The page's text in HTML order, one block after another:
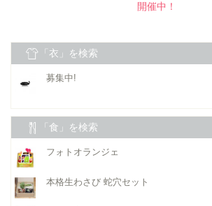
開催中！
「衣」を検索
募集中!
「食」を検索
フォトオランジェ
本格生わさび 蛇穴セット